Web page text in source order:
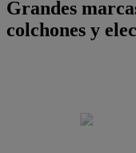
Grandes
colchones y